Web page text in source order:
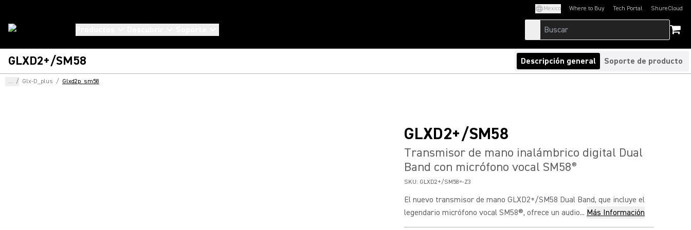
Mexico Where to Buy Tech Portal
(Opens in a new tab)ShureCloud
(Opens in a new
GLXD2+/SM58 Descripción general Soporte de producto
... / Glx-D_plus / Glxd2p_sm58
GLXD2+/SM58
Transmisor de mano inalámbrico digital Dual
Band con micrófono vocal SM58®
SKU: GLXD2+/SM58=-Z3
El nuevo transmisor de mano GLXD2+/SM58 Dual Band, que incluye el
legendario micrófono vocal SM58®, ofrece un audio... Más Información